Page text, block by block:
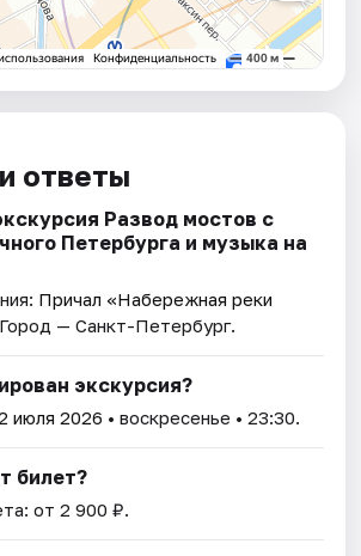
ответы
Развод мостов с
Петербурга и музыка на
Причал «Набережная реки
— Санкт-Петербург.
экскурсия?
июля 2026 • воскресенье • 23:30.
билет?
от 2 900 ₽.